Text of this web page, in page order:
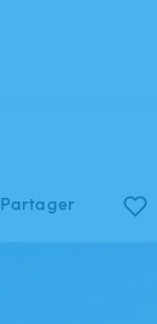
Partager